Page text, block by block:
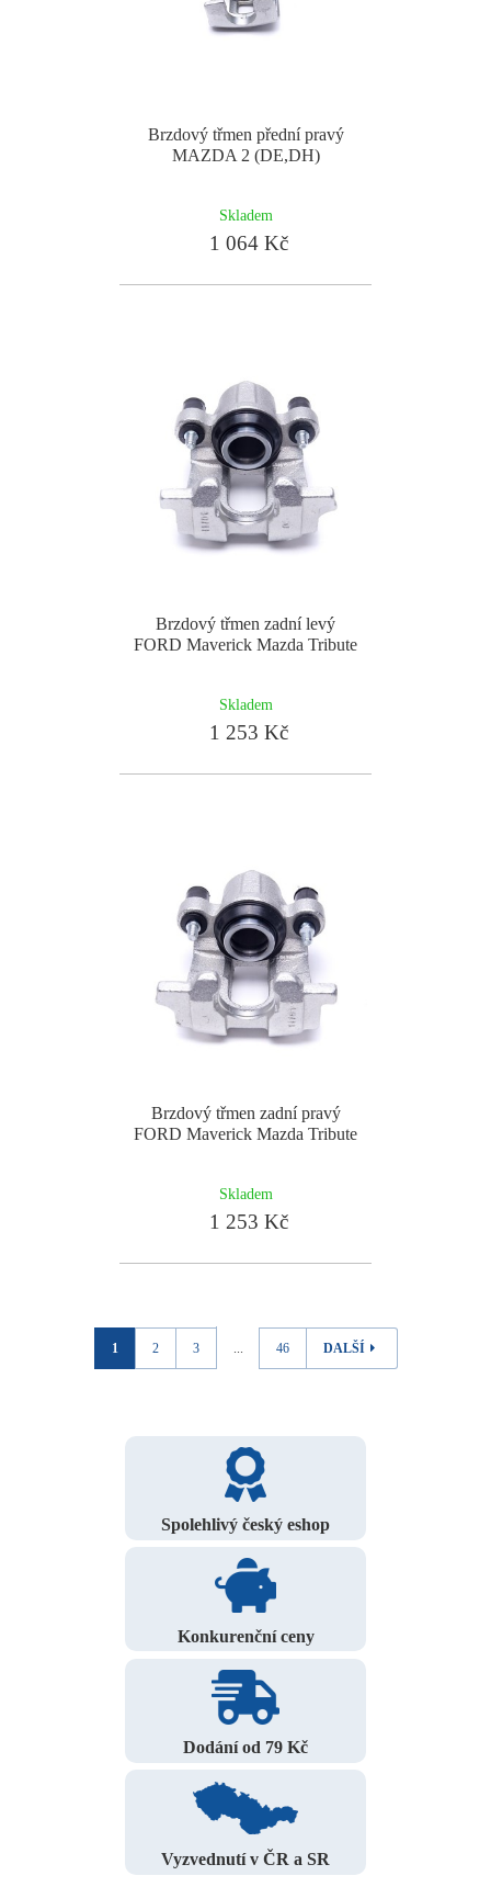
Brzdový třmen přední pravý
MAZDA 2 (DE,DH)
Skladem
1 064 Kč
Brzdový třmen zadní levý
FORD Maverick Mazda Tribute
Skladem
1 253 Kč
Brzdový třmen zadní pravý
FORD Maverick Mazda Tribute
Skladem
1 253 Kč
1 2 3 ... 46 DALŠÍ
Spolehlivý český eshop
Konkurenční ceny
Dodání od 79 Kč
Vyzvednutí v ČR a SR